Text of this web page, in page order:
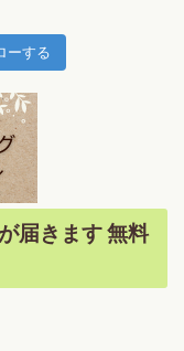
ーする
届きます 無料